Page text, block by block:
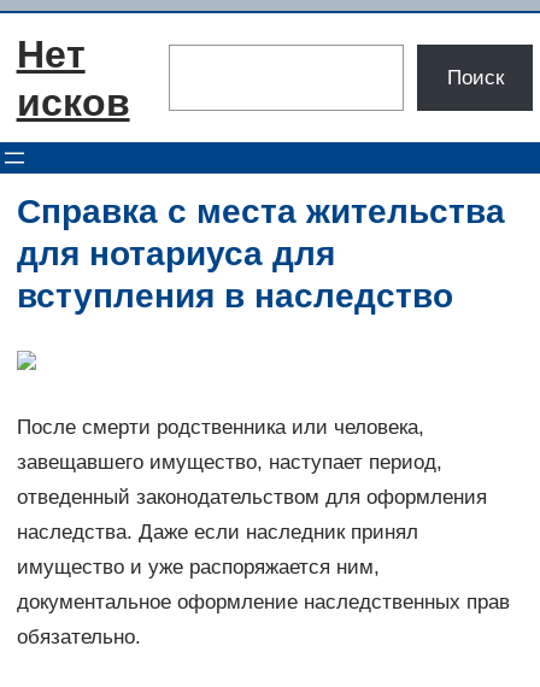
Перейти
Нет
исков
Поиск
Справка с места жительства
для нотариуса для
вступления в наследство
После смерти родственника или человека,
завещавшего имущество, наступает период,
отведенный законодательством для оформления
наследства. Даже если наследник принял
имущество и уже распоряжается ним,
документальное оформление наследственных прав
обязательно.